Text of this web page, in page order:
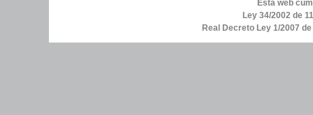
Esta web
Ley 34/2002 de
Real Decreto Ley 1/2007